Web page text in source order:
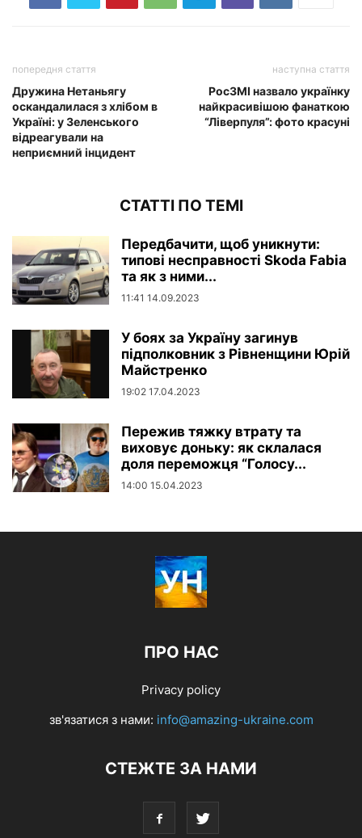
попередня стаття
Дружина Нетаньягу
оскандалилася з хлібом в
Україні: у Зеленського
відреагували на
неприємний інцидент
наступна стаття
РосЗМІ назвало українку
найкрасивішою фанаткою
“Ліверпуля”: фото красуні
СТАТТІ ПО ТЕМІ
Передбачити, щоб уникнути:
типові несправності Skoda Fabia
та як з ними...
11:41 14.09.2023
У боях за Україну загинув
підполковник з Рівненщини Юрій
Майстренко
19:02 17.04.2023
Пережив тяжку втрату та
виховує доньку: як склалася
доля переможця “Голосу...
14:00 15.04.2023
ПРО НАС
Privacy policy
зв'язатися з нами: info@amazing-ukraine.com
СТЕЖТЕ ЗА НАМИ